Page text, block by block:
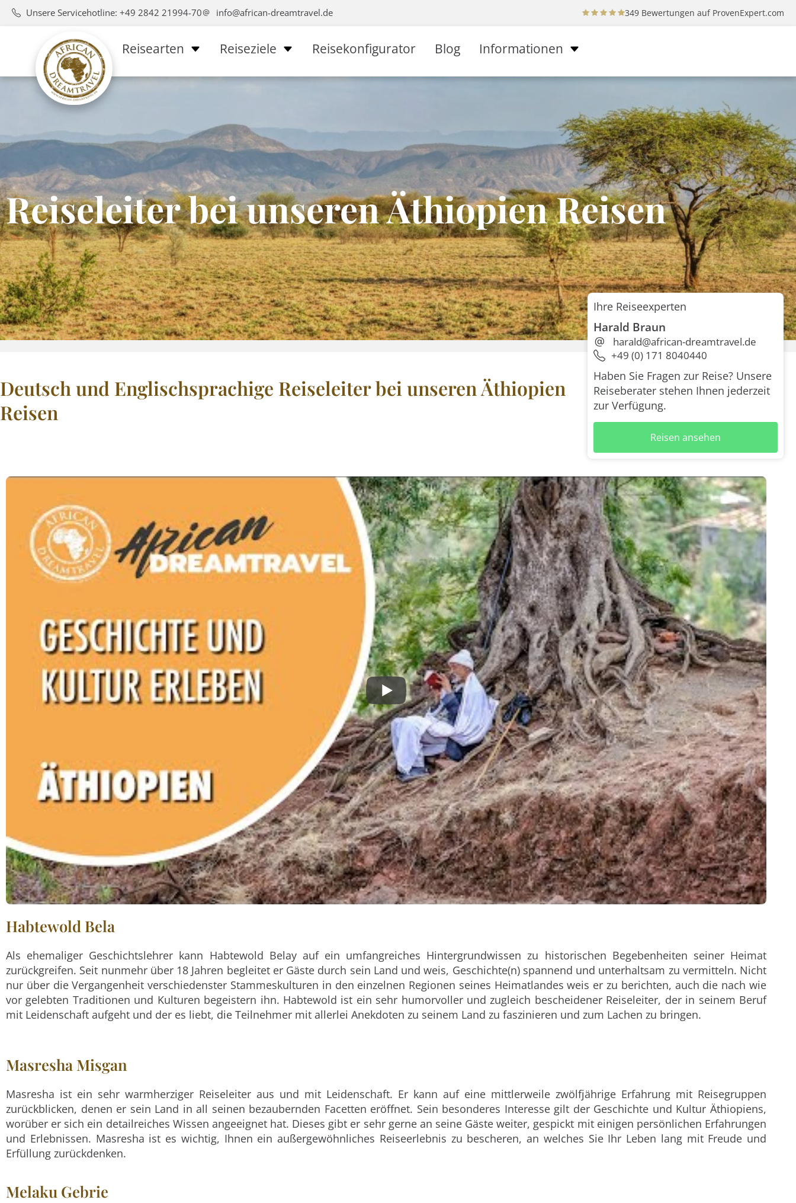
Unsere Servicehotline: +49 2842 21994-70 info@african-dreamtravel.de 349 Bewertungen auf ProvenExpert.com
Reisearten Reiseziele Reisekonfigurator Blog Informationen
Reiseleiter bei unseren Äthiopien Reisen
Deutsch und Englischsprachige Reiseleiter bei unseren Äthiopien
Reisen
Ihre Reiseexperten
Harald Braun
harald@african-dreamtravel.de
+49 (0) 171 8040440
Haben Sie Fragen zur Reise? Unsere
Reiseberater stehen Ihnen jederzeit
zur Verfügung.
Reisen ansehen
Habtewold Bela
Als ehemaliger Geschichtslehrer kann Habtewold Belay auf ein umfangreiches Hintergrundwissen zu historischen Begebenheiten seiner Heimat
zurückgreifen. Seit nunmehr über 18 Jahren begleitet er Gäste durch sein Land und weis, Geschichte(n) spannend und unterhaltsam zu vermitteln. Nicht
nur über die Vergangenheit verschiedenster Stammeskulturen in den einzelnen Regionen seines Heimatlandes weis er zu berichten, auch die nach wie
vor gelebten Traditionen und Kulturen begeistern ihn. Habtewold ist ein sehr humorvoller und zugleich bescheidener Reiseleiter, der in seinem Beruf
mit Leidenschaft aufgeht und der es liebt, die Teilnehmer mit allerlei Anekdoten zu seinem Land zu faszinieren und zum Lachen zu bringen.
Masresha Misgan
Masresha ist ein sehr warmherziger Reiseleiter aus und mit Leidenschaft. Er kann auf eine mittlerweile zwölfjährige Erfahrung mit Reisegruppen
zurückblicken, denen er sein Land in all seinen bezaubernden Facetten eröffnet. Sein besonderes Interesse gilt der Geschichte und Kultur Äthiopiens,
worüber er sich ein detailreiches Wissen angeeignet hat. Dieses gibt er sehr gerne an seine Gäste weiter, gespickt mit einigen persönlichen Erfahrungen
und Erlebnissen. Masresha ist es wichtig, Ihnen ein außergewöhnliches Reiseerlebnis zu bescheren, an welches Sie Ihr Leben lang mit Freude und
Erfüllung zurückdenken.
Melaku Gebrie